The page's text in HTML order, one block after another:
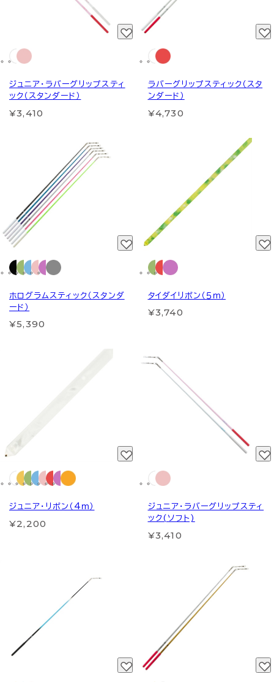
ジュニア・ラバーグリップスティ
ック（スタンダード）
¥3,410
ラバーグリップスティック（スタ
ンダード）
¥4,730
ホログラムスティック（スタンダ
ード）
¥5,390
タイダイリボン（５ｍ）
¥3,740
ジュニア・リボン（4ｍ）
¥2,200
ジュニア・ラバーグリップスティ
ック(ソフト)
¥3,410